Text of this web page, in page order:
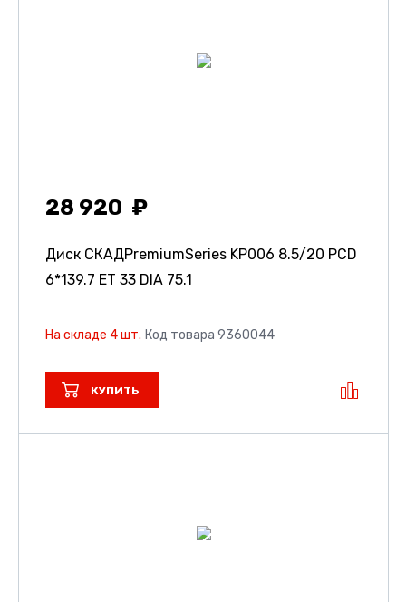
28 920
Диск СКАДPremiumSeries KP006 8.5/20 PCD
6*139.7 ET 33 DIA 75.1
На складе 4 шт. Код товара 9360044
КУПИТЬ